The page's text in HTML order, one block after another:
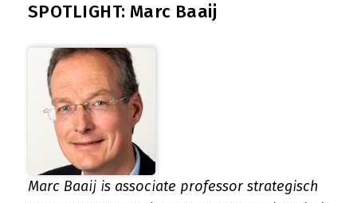
SPOTLIGHT: Marc Baaij
Marc Baaij is associate professor strategisch